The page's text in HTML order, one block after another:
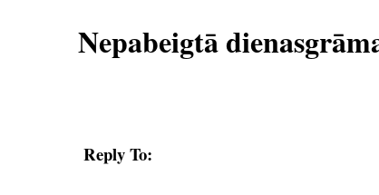
Nepabeigtā
Reply To: